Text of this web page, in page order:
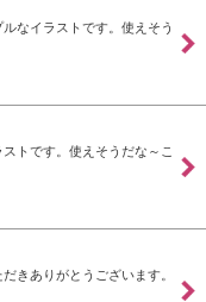
なイラストです。使えそう
トです。使えそうだな～こ
きありがとうございます。